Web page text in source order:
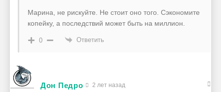
Марина, не рискуйте. Не стоит оно того. Сэкономите
копейку, а последствий может быть на миллион.
0 Ответить
Дон Педро 2 лет назад